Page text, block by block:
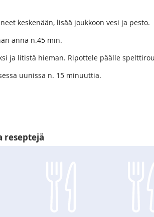
keskenään, lisää joukkoon vesi ja pesto.
anna n.45 min.
ja litistä hieman. Ripottele päälle
uunissa n. 15 minuuttia.
reseptejä